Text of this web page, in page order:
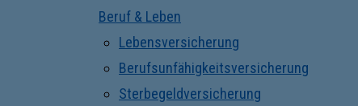
Beruf & Leben
Lebensversicherung
Berufsunfähigkeitsversicherung
Sterbegeldversicherung